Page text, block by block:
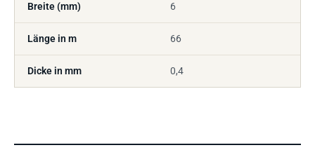
Breite (mm) 6
Länge in m 66
Dicke in mm 0,4